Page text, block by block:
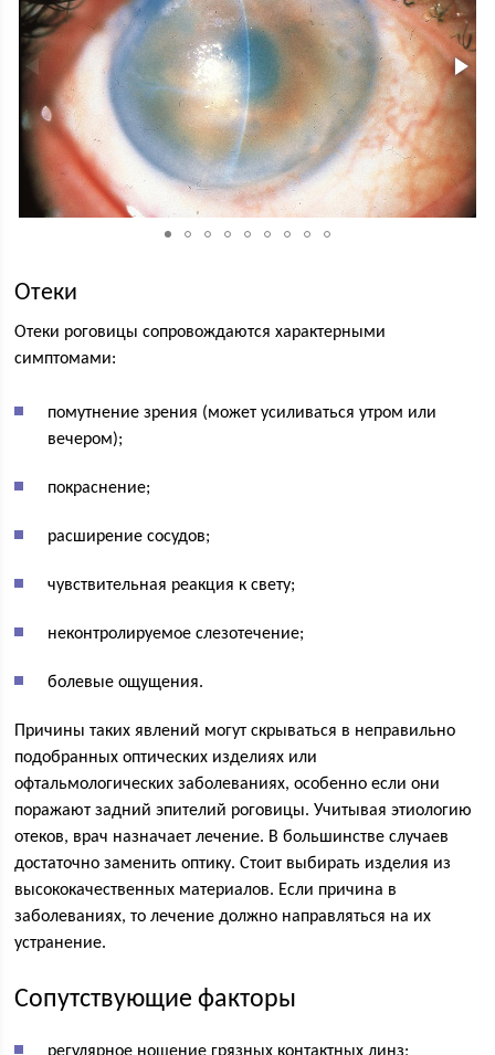
Отеки
Отеки роговицы сопровождаются характерными
симптомами:
помутнение зрения (может усиливаться утром или
вечером);
покраснение;
расширение сосудов;
чувствительная реакция к свету;
неконтролируемое слезотечение;
болевые ощущения.
Причины таких явлений могут скрываться в неправильно
подобранных оптических изделиях или
офтальмологических заболеваниях, особенно если они
поражают задний эпителий роговицы. Учитывая этиологию
отеков, врач назначает лечение. В большинстве случаев
достаточно заменить оптику. Стоит выбирать изделия из
высококачественных материалов. Если причина в
заболеваниях, то лечение должно направляться на их
устранение.
Сопутствующие факторы
регулярное ношение грязных контактных линз;